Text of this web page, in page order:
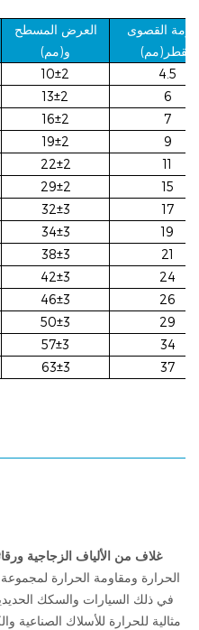
العرض المسطح
و(مم)
القصوى
القطر(مم)
10±2
4.5
13±2
6
16±2
7
19±2
9
22±2
11
29±2
15
32±3
17
34±3
19
38±3
21
42±3
24
46±3
26
50±3
29
57±3
34
63±3 37
غلاف من الألياف الزجاجية
الحرارة ومقاومة الحرارة
في ذلك السيارات والسكك
مثالية للحرارة للأسلاك الصناعية